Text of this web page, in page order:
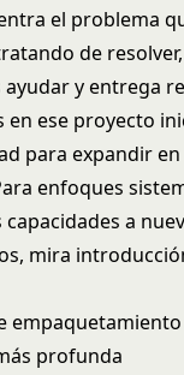
el problema
de
y entrega
en ese proyecto
para expandir en
enfoques
a
mira
profunda